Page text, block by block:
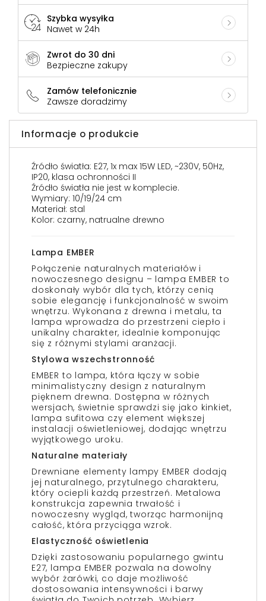
Szybka wysyłka
Nawet w 24h
Zwrot do 30 dni
Bezpieczne zakupy
Zamów telefonicznie
Zawsze doradzimy
Informacje o produkcie
Źródło światła: E27, 1x max 15W LED, ~230V, 50Hz,
IP20, klasa ochronności II
Źródło światła nie jest w komplecie.
Wymiary: 10/19/24 cm
Materiał: stal
Kolor: czarny, natrualne drewno
Lampa EMBER
Połączenie naturalnych materiałów i
nowoczesnego designu – lampa EMBER to
doskonały wybór dla tych, którzy cenią
sobie elegancję i funkcjonalność w swoim
wnętrzu. Wykonana z drewna i metalu, ta
lampa wprowadza do przestrzeni ciepło i
unikalny charakter, idealnie komponując
się z różnymi stylami aranżacji.
Stylowa wszechstronność
EMBER to lampa, która łączy w sobie
minimalistyczny design z naturalnym
pięknem drewna. Dostępna w różnych
wersjach, świetnie sprawdzi się jako kinkiet,
lampa sufitowa czy element większej
instalacji oświetleniowej, dodając wnętrzu
wyjątkowego uroku.
Naturalne materiały
Drewniane elementy lampy EMBER dodają
jej naturalnego, przytulnego charakteru,
który ociepli każdą przestrzeń. Metalowa
konstrukcja zapewnia trwałość i
nowoczesny wygląd, tworząc harmonijną
całość, która przyciąga wzrok.
Elastyczność oświetlenia
Dzięki zastosowaniu popularnego gwintu
E27, lampa EMBER pozwala na dowolny
wybór żarówki, co daje możliwość
dostosowania intensywności i barwy